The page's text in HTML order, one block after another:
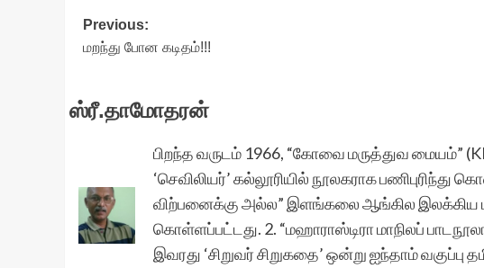
Post
navigation
Previous:
மறந்து போன கடிதம்!!!
ஸ்ரீ.தாமோதரன்
பிறந்த வருடம் 1966, “கோவை மருத்துவ மையம்”
‘செவிலியர்’ கல்லூரியில் நூலகராக பணிபுரிந்து
விற்பனைக்கு அல்ல” இளங்கலை ஆங்கில இலக்கிய
கொள்ளப்பட்டது. 2. “மஹாராஸ்டிரா மாநிலப்
இவரது ‘சிறுவர் சிறுகதை’ ஒன்று ஐந்தாம் வகுப்பு